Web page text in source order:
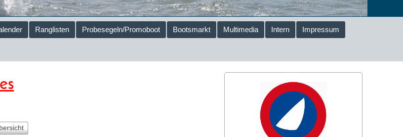
Ranglisten Probesegeln/Promoboot Bootsmarkt Multimedia Intern Impressum